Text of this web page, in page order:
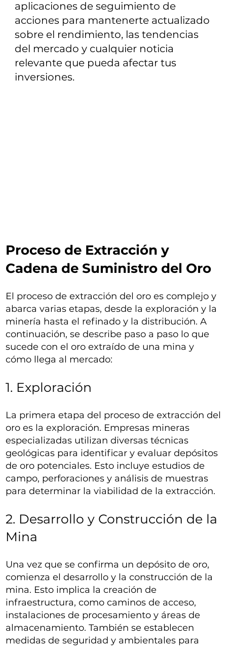
aplicaciones de seguimiento de
acciones para mantenerte actualizado
sobre el rendimiento, las tendencias
del mercado y cualquier noticia
relevante que pueda afectar tus
inversiones.
Proceso de Extracción y
Cadena de Suministro del Oro
El proceso de extracción del oro es complejo y
abarca varias etapas, desde la exploración y la
minería hasta el refinado y la distribución. A
continuación, se describe paso a paso lo que
sucede con el oro extraído de una mina y
cómo llega al mercado:
1. Exploración
La primera etapa del proceso de extracción del
oro es la exploración. Empresas mineras
especializadas utilizan diversas técnicas
geológicas para identificar y evaluar depósitos
de oro potenciales. Esto incluye estudios de
campo, perforaciones y análisis de muestras
para determinar la viabilidad de la extracción.
2. Desarrollo y Construcción de la
Mina
Una vez que se confirma un depósito de oro,
comienza el desarrollo y la construcción de la
mina. Esto implica la creación de
infraestructura, como caminos de acceso,
instalaciones de procesamiento y áreas de
almacenamiento. También se establecen
medidas de seguridad y ambientales para